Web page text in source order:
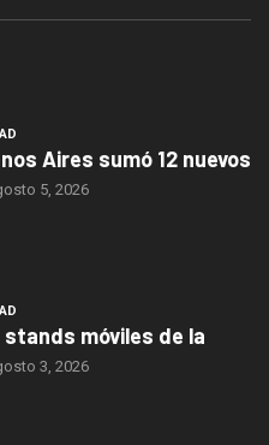
Aires sumó 12 nuevos
5, 2026
stands móviles de la
3, 2026